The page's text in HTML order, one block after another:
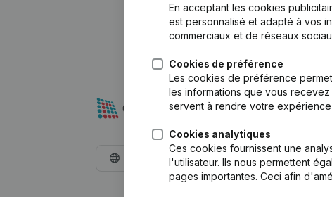
En acceptant les cookies
est personnalisé et adapté à vos
commerciaux et de réseaux
Cookies de préférence
Les cookies de préférence
les informations que vous
servent à rendre votre
Cookies analytiques
Ces cookies fournissent une
l'utilisateur. Ils nous permettent
pages importantes. Ceci afin
Français